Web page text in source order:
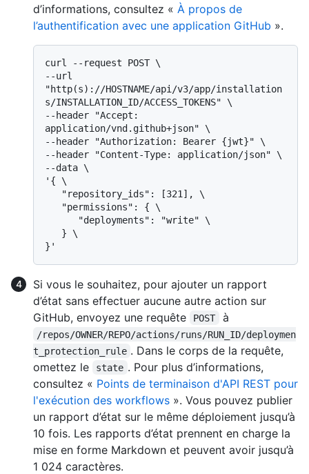
d’informations, consultez « À propos de
l’authentification avec une application GitHub ».
curl --request POST \
--url
"http(s)://HOSTNAME/api/v3/app/installation
s/INSTALLATION_ID/ACCESS_TOKENS" \
--header "Accept:
application/vnd.github+json" \
--header "Authorization: Bearer {jwt}" \
--header "Content-Type: application/json" \
--data \
'{ \
Si vous le souhaitez, pour ajouter un rapport
d’état sans effectuer aucune autre action sur
GitHub, envoyez une requête
POST à
/repos/OWNER/REPO/actions/runs/RUN_ID/deploymen
t_protection_rule . Dans le corps de la requête,
omettez le
state . Pour plus d’informations,
consultez « Points de terminaison d'API REST pour
l'exécution des workflows ». Vous pouvez publier
un rapport d’état sur le même déploiement jusqu’à
10 fois. Les rapports d’état prennent en charge la
mise en forme Markdown et peuvent avoir jusqu’à
1 024 caractères.